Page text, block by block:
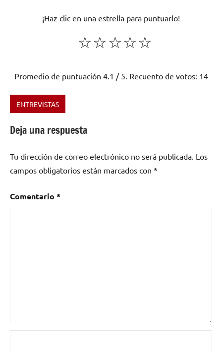
¡Haz clic en una estrella para puntuarlo!
☆
☆
☆
☆
☆
Promedio de puntuación 4.1 / 5. Recuento de votos: 14
Extremadura ,
Por
Salas,
Sharon
Bates
ENTREVISTAS
Deja una respuesta
Tu dirección de correo electrónico no será publicada. Los
campos obligatorios están marcados con *
Comentario *